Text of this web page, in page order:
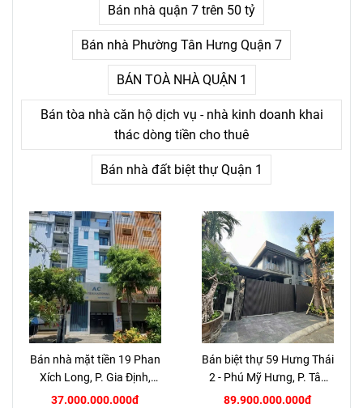
Bán nhà quận 7 trên 50 tỷ
Bán nhà Phường Tân Hưng Quận 7
BÁN TOÀ NHÀ QUẬN 1
Bán tòa nhà căn hộ dịch vụ - nhà kinh doanh khai
thác dòng tiền cho thuê
Bán nhà đất biệt thự Quận 1
Bán nhà mặt tiền 19 Phan
Xích Long, P. Gia Định,
TP.HCM
37.000.000.000đ
Bán biệt thự 59 Hưng Thái
2 - Phú Mỹ Hưng, P. Tân
Hưng, Quận 7
89.900.000.000đ